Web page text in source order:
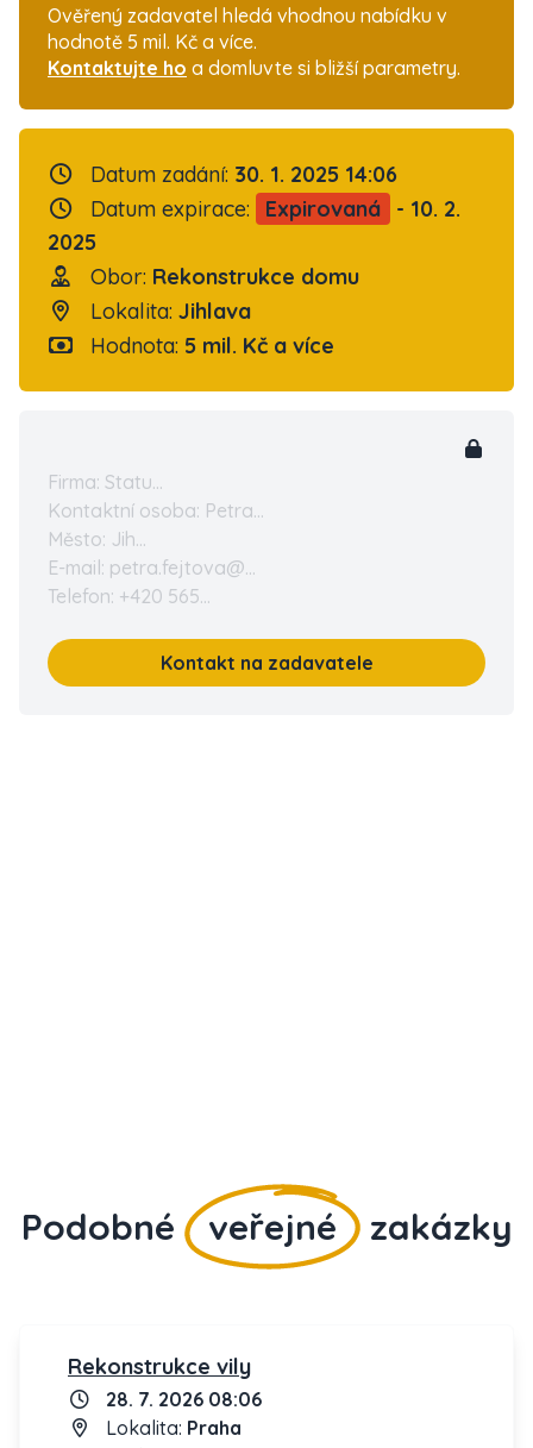
Ověřený zadavatel hledá vhodnou nabídku v
hodnotě 5 mil. Kč a více.
Kontaktujte ho a domluvte si bližší parametry.
Datum zadání: 30. 1. 2025 14:06
Datum expirace:
Expirovaná
- 10. 2.
2025
Obor: Rekonstrukce domu
Lokalita: Jihlava
Hodnota: 5 mil. Kč a více
Firma: Statu...
Kontaktní osoba: Petra...
Město: Jih...
E-mail: petra.fejtova@...
Telefon: +420 565...
Kontakt na zadavatele
Podobné veřejné zakázky
Rekonstrukce vily
28. 7. 2026 08:06
Lokalita: Praha